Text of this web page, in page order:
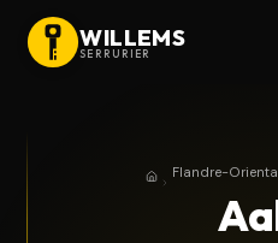
WILLEMS
SERRURIER
AccueilProvince de
Flandre-